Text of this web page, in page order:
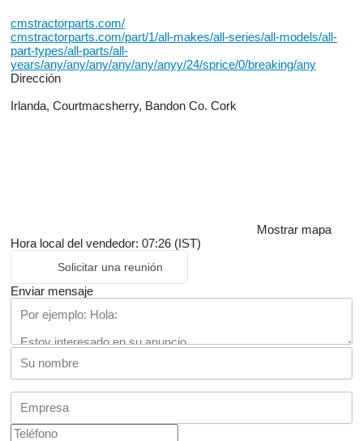
cmstractorparts.com/
cmstractorparts.com/part/1/all-makes/all-series/all-models/all-
part-types/all-parts/all-
years/any/any/any/any/any/anyy/24/sprice/0/breaking/any
Dirección
Irlanda, Courtmacsherry, Bandon Co. Cork
Mostrar mapa
Hora local del vendedor: 07:26 (IST)
Solicitar una reunión
Enviar mensaje